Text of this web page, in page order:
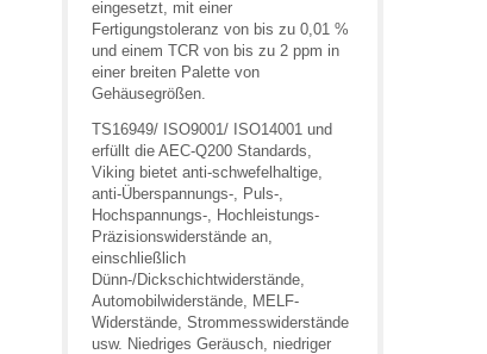
eingesetzt, mit einer
Fertigungstoleranz von bis zu 0,01 %
und einem TCR von bis zu 2 ppm in
einer breiten Palette von
Gehäusegrößen.
TS16949/ ISO9001/ ISO14001 und
erfüllt die AEC-Q200 Standards,
Viking bietet anti-schwefelhaltige,
anti-Überspannungs-, Puls-,
Hochspannungs-, Hochleistungs-
Präzisionswiderstände an,
einschließlich
Dünn-/Dickschichtwiderstände,
Automobilwiderstände, MELF-
Widerstände, Strommesswiderstände
usw. Niedriges Geräusch, niedriger